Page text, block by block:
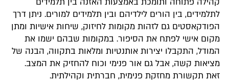
לתלמידים, בין הורים לילדיהם ובין תלמידים למורים. ניתן דרך
הפודקאסטים גם לזהות מקומות לחיזוק, שיחות אישיות ומתן
מקום אישי לפתח את הסיפור. במקומות שבהם ישמו את
המודל, התקבלו יצירות אותנטיות ומלאות בתקווה, הבנה של
מציאות קשה, אבל גם אור פנימי וכוח להחזיק את המצב.
זאת תקשורת מחזקת פנימית, חברתית וקהילתית.